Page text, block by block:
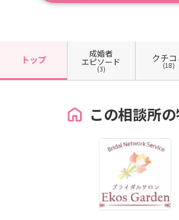
トップ
成婚者
エピソード
(3)
クチコ
(18)
この相談所